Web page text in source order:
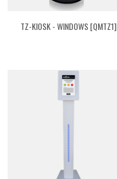
TZ-KIOSK - WINDOWS [QMTZ1]